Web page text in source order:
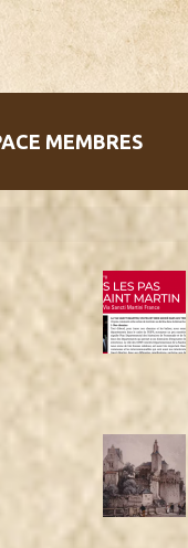
MEMBRES